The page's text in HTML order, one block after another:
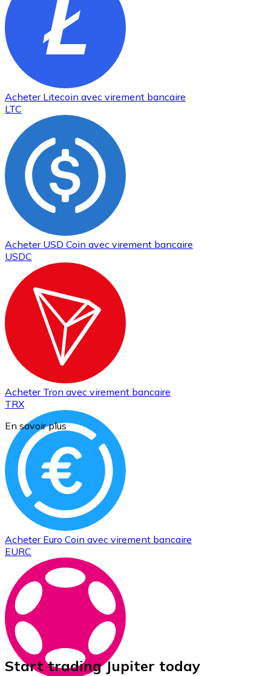
Acheter Litecoin avec virement bancaire
LTC
Acheter USD Coin avec virement bancaire
USDC
Acheter Tron avec virement bancaire
TRX
Acheter Euro Coin avec virement bancaire
EURC
En savoir plus
Start trading Jupiter today